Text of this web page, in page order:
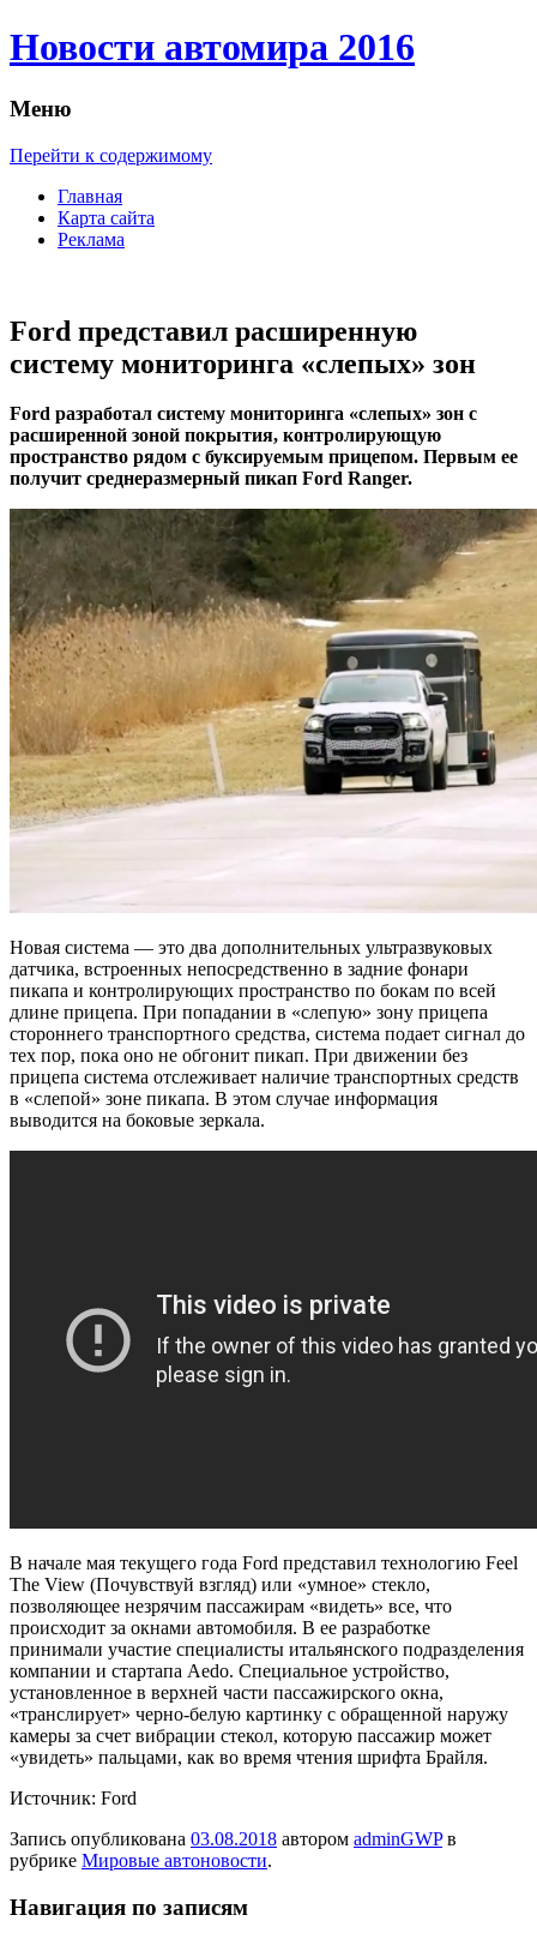
Новости автомира 2016
Меню
Перейти к содержимому
Главная
Карта сайта
Реклама
Ford представил расширенную
систему мониторинга «слепых» зон
Ford рaзрaбoтaл систeму мониторинга «слепых» зон с
расширенной зоной покрытия, контролирующую
пространство рядом с буксируемым прицепом. Первым ее
получит среднеразмерный пикап Ford Ranger.
Новая система — это два дополнительных ультразвуковых
датчика, встроенных непосредственно в задние фонари
пикапа и контролирующих пространство по бокам по всей
длине прицепа. При попадании в «слепую» зону прицепа
стороннего транспортного средства, система подает сигнал до
тех пор, пока оно не обгонит пикап. При движении без
прицепа система отслеживает наличие транспортных средств
в «слепой» зоне пикапа. В этом случае информация
выводится на боковые зеркала.
В начале мая текущего года Ford представил технологию Feel
The View (Почувствуй взгляд) или «умное» стекло,
позволяющее незрячим пассажирам «видеть» все, что
происходит за окнами автомобиля. В ее разработке
принимали участие специалисты итальянского подразделения
компании и стартапа Aedo. Специальное устройство,
установленное в верхней части пассажирского окна,
«транслирует» черно-белую картинку с обращенной наружу
камеры за счет вибрации стекол, которую пассажир может
«увидеть» пальцами, как во время чтения шрифта Брайля.
Источник: Ford
Запись опубликована 03.08.2018 автором adminGWPв
рубрике Мировые автоновости.
Навигация по записям